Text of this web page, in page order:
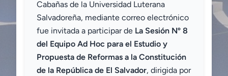
Cabañas de la Universidad Luterana
Salvadoreña, mediante correo electrónico
fue invitada a participar de La Sesión Nº 8
del Equipo Ad Hoc para el Estudio y
Propuesta de Reformas a la Constitución
de la República de El Salvador, dirigida por